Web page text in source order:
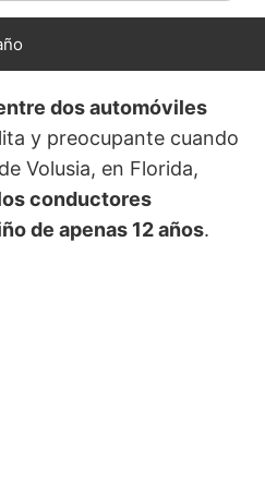
dos automóviles
y preocupante cuando
Volusia, en Florida,
conductores
de apenas 12 años.